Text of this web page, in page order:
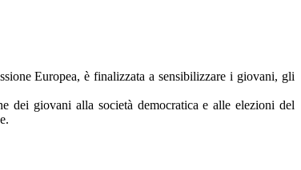
Europea, è finalizzata a sensibilizzare i giovani, gli
dei giovani alla società democratica e alle elezioni del